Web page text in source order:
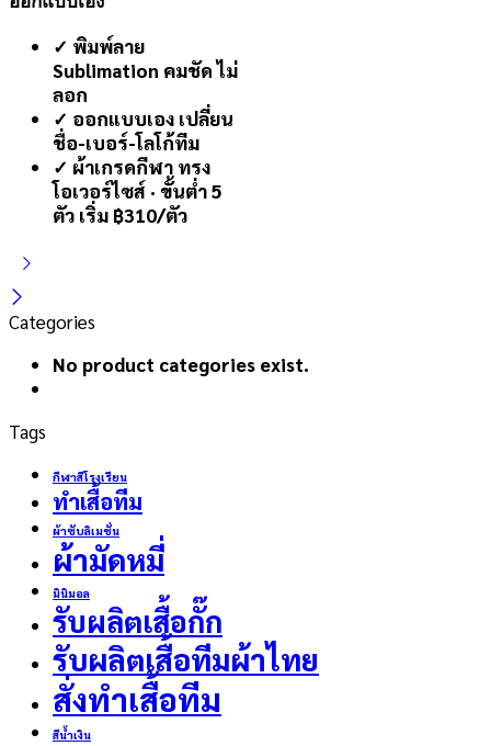
✓ พิมพ์ลาย
Sublimation คมชัด ไม่
ลอก
✓ ออกแบบเอง เปลี่ยน
ชื่อ-เบอร์-โลโก้ทีม
✓ ผ้าเกรดกีฬา ทรง
โอเวอร์ไซส์ · ขั้นต่ำ 5
ตัว เริ่ม ฿310/ตัว
Categories
No product categories exist.
Tags
กีฬาสีโรงเรียน
ทำเสื้อทีม
ผ้าซับลิเมชั่น
ผ้ามัดหมี่
มินิมอล
รับผลิตเสื้อกั๊ก
รับผลิตเสื้อทีมผ้าไทย
สั่งทำเสื้อทีม
สีน้ำเงิน